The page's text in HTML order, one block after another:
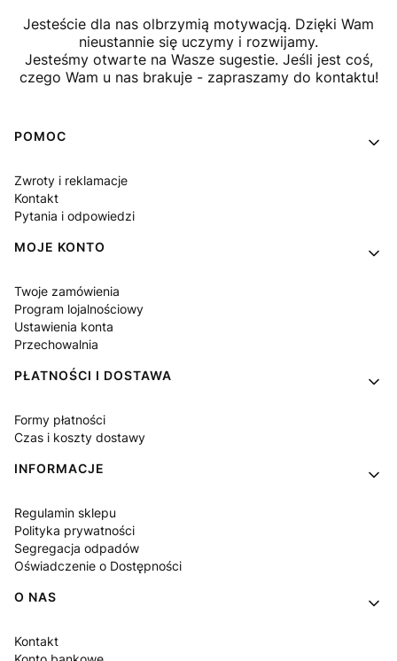
Jesteście dla nas olbrzymią motywacją. Dzięki Wam
nieustannie się uczymy i rozwijamy.
Jesteśmy otwarte na Wasze sugestie. Jeśli jest coś,
czego Wam u nas brakuje - zapraszamy do kontaktu!
Linki w stopce
POMOC
Zwroty i reklamacje
Kontakt
Pytania i odpowiedzi
MOJE KONTO
Twoje zamówienia
Program lojalnościowy
Ustawienia konta
Przechowalnia
PŁATNOŚCI I DOSTAWA
Formy płatności
Czas i koszty dostawy
INFORMACJE
Regulamin sklepu
Polityka prywatności
Segregacja odpadów
Oświadczenie o Dostępności
O NAS
Kontakt